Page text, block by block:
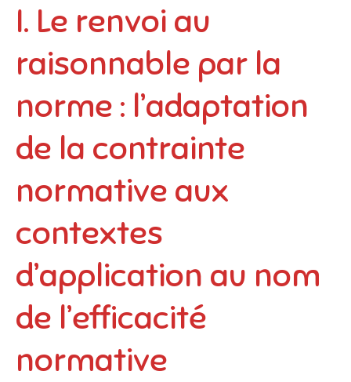
I. Le renvoi au
raisonnable par la
norme : l’adaptation
de la contrainte
normative aux
contextes
d’application au nom
de l’efficacité
normative